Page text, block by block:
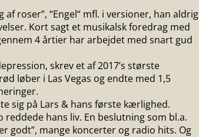
af roser”, “Engel“ mfl. i versioner, han aldrig
Kort sagt et musikalsk foredrag med
4 årtier har arbejdet med snart gud
skrev et af 2017’s største
løber i Las Vegas og endte med 1,5
sig på Lars & hans første kærlighed.
hans liv. En beslutning som bl.a.
godt”, mange koncerter og radio hits. Og